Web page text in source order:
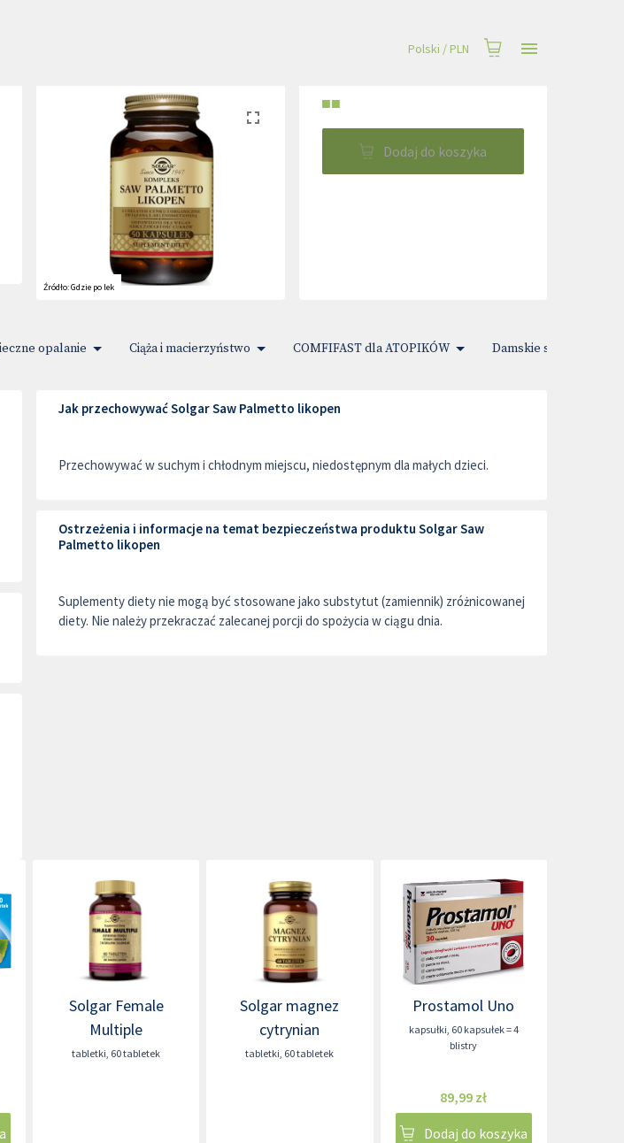
Polski /PLN
Źródło:Gdzie po lek
■■
Dodaj do koszyka
opalanie Ciąża i macierzyństwo COMFIFAST dla ATOPIKÓW Damskie sprawy
Jak przechowywać Solgar Saw Palmetto likopen
Przechowywać w suchym i chłodnym miejscu, niedostępnym dla małych dzieci.
Ostrzeżenia i informacje na temat bezpieczeństwa produktu Solgar Saw
Palmetto likopen
Suplementy diety nie mogą być stosowane jako substytut (zamiennik) zróżnicowanej
diety. Nie należy przekraczać zalecanej porcji do spożycia w ciągu dnia.
Solgar Female
Multiple
tabletki, 60 tabletek
Solgar magnez
cytrynian
tabletki, 60 tabletek
Prostamol Uno
kapsułki, 60 kapsułek = 4
blistry
89,99 zł
Dodaj do koszyka